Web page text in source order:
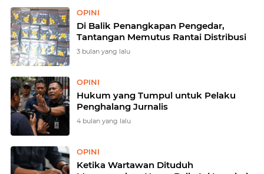
OPINI
Di Balik Penangkapan Pengedar,
Tantangan Memutus Rantai Distribusi
3 bulan yang lalu
OPINI
Hukum yang Tumpul untuk Pelaku
Penghalang Jurnalis
4 bulan yang lalu
OPINI
Ketika Wartawan Dituduh